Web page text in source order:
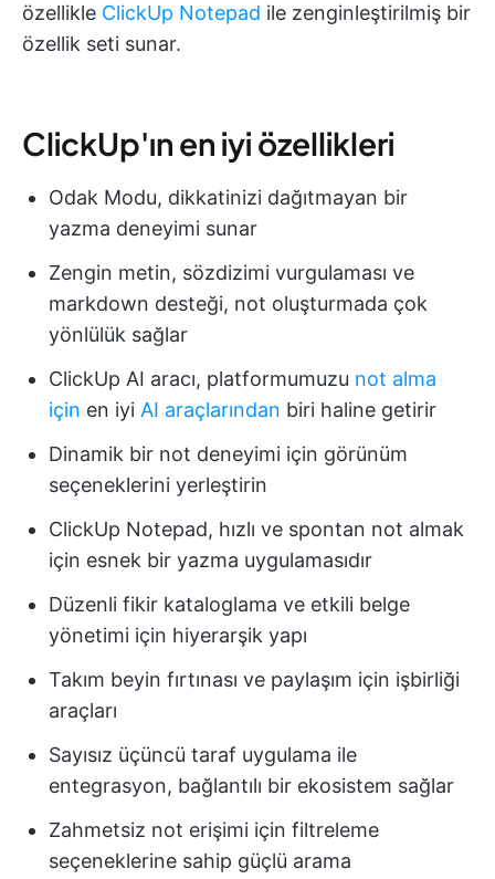
özellikle ClickUp Notepad ile zenginleştirilmiş bir
özellik seti sunar.
ClickUp'ın en iyi özellikleri
Odak Modu, dikkatinizi dağıtmayan bir
yazma deneyimi sunar
Zengin metin, sözdizimi vurgulaması ve
markdown desteği, not oluşturmada çok
yönlülük sağlar
ClickUp AI aracı, platformumuzu not alma
için en iyi AI araçlarından biri haline getirir
Dinamik bir not deneyimi için görünüm
seçeneklerini yerleştirin
ClickUp Notepad, hızlı ve spontan not almak
için esnek bir yazma uygulamasıdır
Düzenli fikir kataloglama ve etkili belge
yönetimi için hiyerarşik yapı
Takım beyin fırtınası ve paylaşım için işbirliği
araçları
Sayısız üçüncü taraf uygulama ile
entegrasyon, bağlantılı bir ekosistem sağlar
Zahmetsiz not erişimi için filtreleme
seçeneklerine sahip güçlü arama